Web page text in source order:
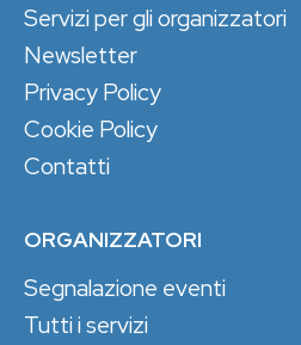
Servizi per gli organizzatori
Newsletter
Privacy Policy
Cookie Policy
Contatti
ORGANIZZATORI
Segnalazione eventi
Tutti i servizi